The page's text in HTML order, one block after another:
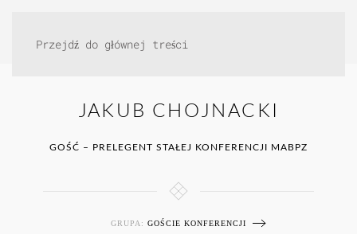
Przejdź do głównej treści
JAKUB CHOJNACKI
GOŚĆ – PRELEGENT STAŁEJ KONFERENCJI MABPZ
GRUPA: GOŚCIE KONFERENCJI